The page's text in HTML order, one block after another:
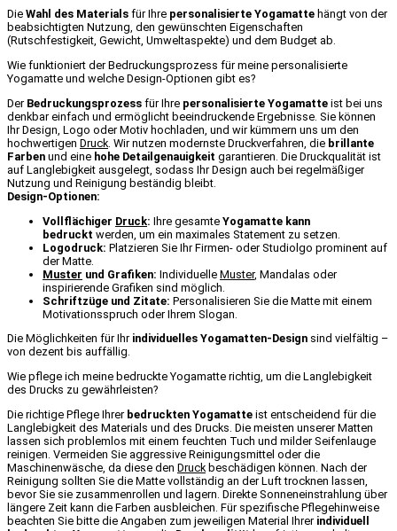
Die Wahl des Materials für Ihre personalisierte Yogamatte hängt von der
beabsichtigten Nutzung, den gewünschten Eigenschaften
(Rutschfestigkeit, Gewicht, Umweltaspekte) und dem Budget ab.
Wie funktioniert der Bedruckungsprozess für meine personalisierte
Yogamatte und welche Design-Optionen gibt es?
Der Bedruckungsprozess für Ihre personalisierte Yogamatte ist bei uns
denkbar einfach und ermöglicht beeindruckende Ergebnisse. Sie können
Ihr Design, Logo oder Motiv hochladen, und wir kümmern uns um den
hochwertigen Druck . Wir nutzen modernste Druckverfahren, die brillante
Farben und eine hohe Detailgenauigkeit garantieren. Die Druckqualität ist
auf Langlebigkeit ausgelegt, sodass Ihr Design auch bei regelmäßiger
Nutzung und Reinigung beständig bleibt.
Design-Optionen:
Vollflächiger Druck: Ihre gesamte Yogamatte kann
bedruckt werden, um ein maximales Statement zu setzen.
Logodruck: Platzieren Sie Ihr Firmen- oder Studiolgo prominent auf
der Matte.
Muster und Grafiken: Individuelle Muster, Mandalas oder
inspirierende Grafiken sind möglich.
Schriftzüge und Zitate: Personalisieren Sie die Matte mit einem
Motivationsspruch oder Ihrem Slogan.
Die Möglichkeiten für Ihr individuelles Yogamatten-Design sind vielfältig –
von dezent bis auffällig.
Wie pflege ich meine bedruckte Yogamatte richtig, um die Langlebigkeit
des Drucks zu gewährleisten?
Die richtige Pflege Ihrer bedruckten Yogamatte ist entscheidend für die
Langlebigkeit des Materials und des Drucks. Die meisten unserer Matten
lassen sich problemlos mit einem feuchten Tuch und milder Seifenlauge
reinigen. Vermeiden Sie aggressive Reinigungsmittel oder die
Maschinenwäsche, da diese den Druck beschädigen können. Nach der
Reinigung sollten Sie die Matte vollständig an der Luft trocknen lassen,
bevor Sie sie zusammenrollen und lagern. Direkte Sonneneinstrahlung über
längere Zeit kann die Farben ausbleichen. Für spezifische Pflegehinweise
beachten Sie bitte die Angaben zum jeweiligen Material Ihrer individuell